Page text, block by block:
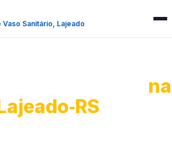
Sanitário, Lajeado
na